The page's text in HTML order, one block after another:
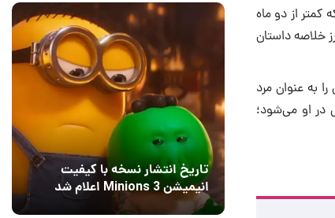
کمتر از دو ماه
خلاصه داستان
به عنوان مرد
در او می‌شود؛
تاریخ انتشار نسخه با کیفیت
انیمیشن Minions 3 اعلام شد